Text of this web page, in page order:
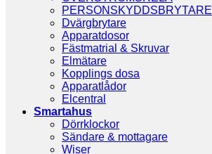
PERSONSKYDDSBRYTARE
Dvärgbrytare
Apparatdosor
Fästmatrial & Skruvar
Elmätare
Kopplings dosa
Apparatlådor
Elcentral
Smartahus
Dörrklockor
Sändare & mottagare
Wiser